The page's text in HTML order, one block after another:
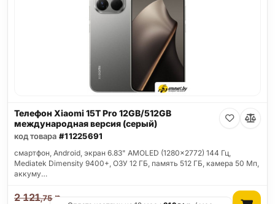
Телефон Xiaomi 15T Pro 12GB/512GB
международная версия (серый)
код товара #11225691
смартфон, Android, экран 6.83" AMOLED (1280x2772) 144 Гц,
Mediatek Dimensity 9400+, ОЗУ 12 ГБ, память 512 ГБ, камера 50 Мп,
аккуму…
2 121,75р.